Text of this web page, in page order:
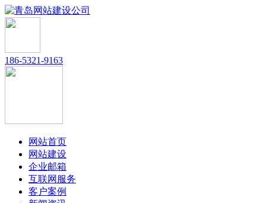
186-5321-9163
网站首页
网站建设
企业邮箱
互联网服务
客户案例